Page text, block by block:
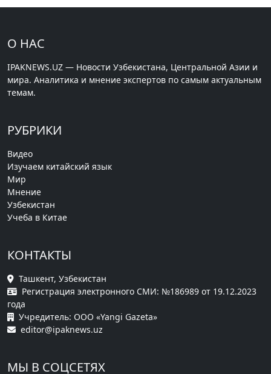
О НАС
IPAKNEWS.UZ — Новости Узбекистана, Центральной Азии и
мира. Аналитика и мнение экспертов по самым актуальным
темам.
РУБРИКИ
Видео
Изучаем китайский язык
Мир
Мнение
Узбекистан
Учеба в Китае
КОНТАКТЫ
Ташкент, Узбекистан
Регистрация электронного СМИ: №186989 от 19.12.2023
года
Учредитель: ООО «Yangi Gazeta»
editor@ipaknews.uz
МЫ В СОЦСЕТЯХ